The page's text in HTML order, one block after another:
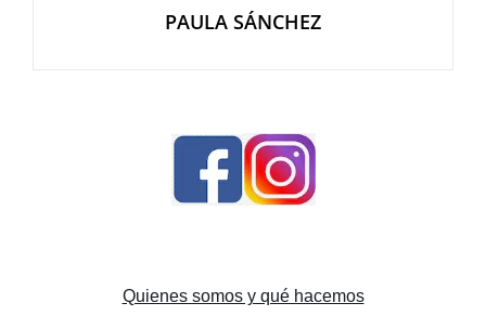
PAULA SÁNCHEZ
Quienes somos y qué hacemos